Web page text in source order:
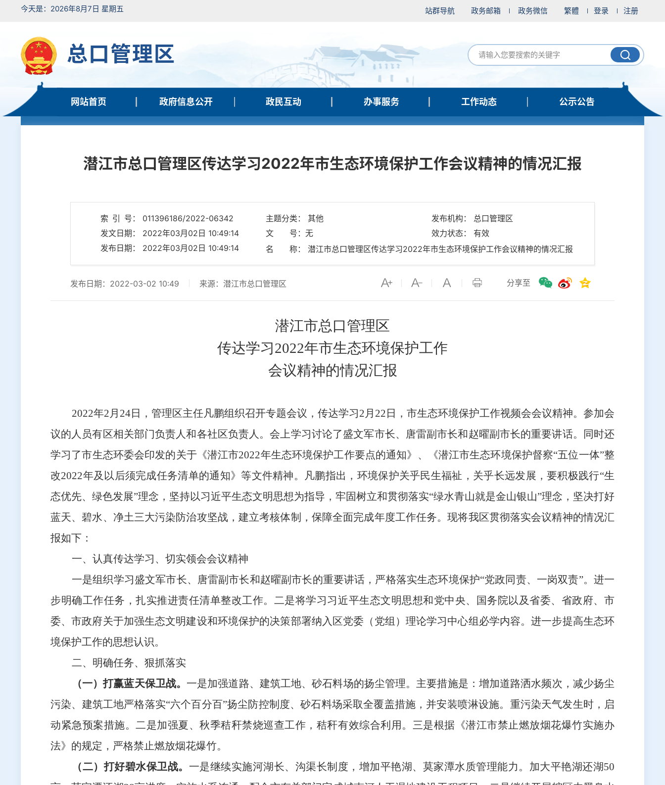
今天是：2026年8月7日 星期五 站群导航 政务邮箱 政务微信 繁體 登录 注册
总口管理区
网站首页 政府信息公开 政民互动 办事服务 工作动态 公示公告
潜江市总口管理区传达学习2022年市生态环境保护工作会议精神的情况汇报
索 引 号： 011396186/2022-06342 主题分类： 其他
发布机构： 总口管理区
发文日期： 2022年03月02日 10:49:14
文 号：无
效力状态： 有效
发布日期： 2022年03月02日 10:49:14
名 称： 潜江市总口管理区传达学习2022年市生态环境保护工作会议精神的情况汇报
分享至
发布日期：2022-03-02 10:49 来源：潜江市总口管理区
潜江市总口管理区
传达学习 2022年市生态环境保护工作
会议精神的情况汇报
2022年2月 24日， 管理 区主任凡鹏组织召开专题会议，传达学习2月 22 日 ，市生态环境保护工作视频会会议精神。 参加会
议的人员有区相关部门负责人和各社区负责人。会上学习讨论了盛文军市长、唐雷副市长和赵曜副市长的重要讲话。同时还
学习了市生态环委会印发的关于《潜江市2022年生态环境保护工作要点的通知》、《潜江市生态环境保护督察“五位一体”整
改2022年及以后须完成任务清单的通知》等文件精神。凡鹏指出，环境保护关乎民生福祉，关乎长远发展，要积极践行“生
态优先、绿色发展”理念，坚持以习近平生态文明思想为指导 ，牢固树立和贯彻落实“绿水青山就是金山银山”理念，坚决打好
蓝天、碧水、净土三大污染防治攻坚战，建立考核体制，保障全面完成年度工作任务。现将我区贯彻落实会议精神的情况汇
报如下：
一、认真传达学习、切实领会会议精神
一是组织学习盛文军市长、唐雷副市长和赵曜副市长的重要讲话，严格落实生态环境保护“党政同责、一岗双责”。进一
步明确工作任务，扎实推进责任清单整改工作。二是将学习习近平生态文明思想和党中央、国务院以及省委、省政府、市
委、市政府关于加强生态文明建设和环境保护的决策部署纳入区党委（党组）理论学习中心组必学内容。进一步提高生态环
境保护工作的思想认识。
二、明确任务、狠抓落实
（一）打赢蓝天保卫战。 一是加强道路、建筑工地、砂石料场的扬尘管理。主要措施是：增加道路洒水频次，减少扬尘
污染、建筑工地严格落实“六个百分百”扬尘防控制度、砂石料场采取全覆盖措施，并安装喷淋设施。重污染天气发生时，启
动紧急预案措施。二是加强夏、秋季秸秆禁烧巡查工作，秸秆有效综合利用。三是根据《潜江市禁止燃放烟花爆竹实施办
法》的规定，严格禁止燃放烟花爆竹。
（二）打好碧水保卫战。 一是继续实施河湖长、沟渠长制度，增加平艳湖、莫家潭水质管理能力。加大平艳湖还湖50